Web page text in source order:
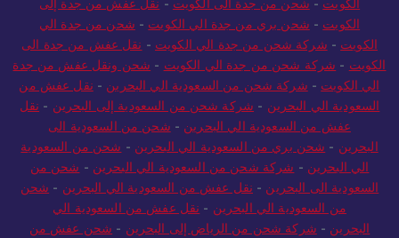
الكويت - شحن من جدة الى الكويت - نقل عفش من جدة إلى
الكويت - شحن بري من جدة الي الكويت - شحن من جدة الي
الكويت - شركة شحن من جدة الي الكويت - نقل عفش من جدة الى
الكويت - شركة شحن من جدة الي الكويت - شحن ونقل عفش من جدة
الي الكويت - شركة شحن من السعودية الي البحرين - نقل عفش من
السعودية الي البحرين - شركة شحن من السعودية إلى البحرين - نقل
عفش من السعودية الي البحرين - شحن من السعودية الى
البحرين - شحن بري من السعودية الي البحرين - شحن من السعودية
الي البحرين - شركة شحن من السعودية الي البحرين - شحن من
السعودية الى البحرين - نقل عفش من السعودية الي البحرين - شحن
من السعودية الي البحرين - نقل عفش من السعودية الي
البحرين - شركة شحن من الرياض إلى البحرين - شحن عفش من